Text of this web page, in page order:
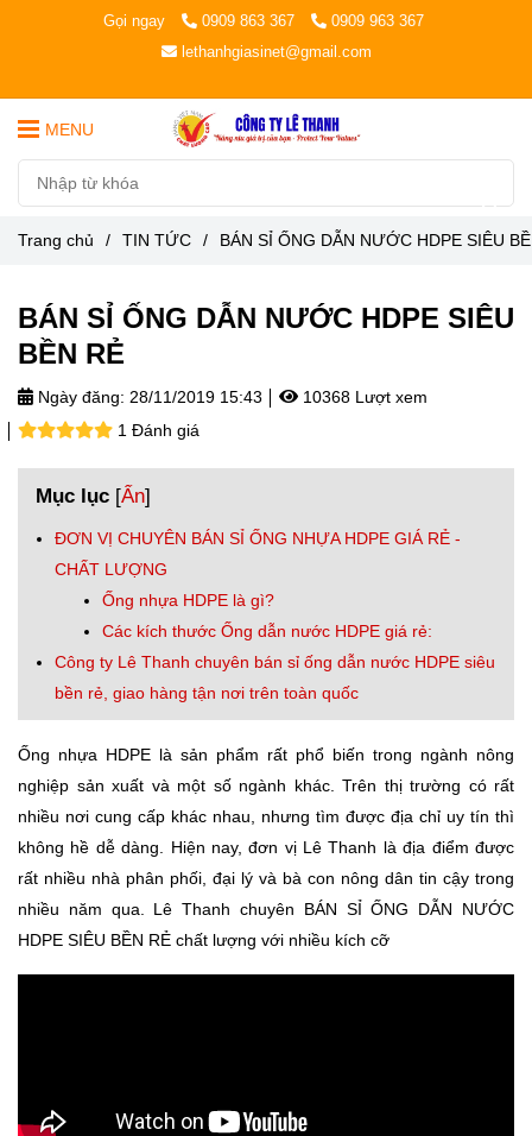
Gọi ngay 0909 863 367
0909 963 367
lethanhgiasinet@gmail.com
MENU
Trang chủ / TIN TỨC / BÁN SỈ ỐNG DẪN NƯỚC HDPE SIÊU
BÁN SỈ ỐNG DẪN NƯỚC HDPE SIÊU
BỀN RẺ
Ngày đăng: 28/11/2019 15:43
10368 Lượt xem
1 Đánh giá
Mục lục [Ẩn]
ĐƠN VỊ CHUYÊN BÁN SỈ ỐNG NHỰA HDPE GIÁ RẺ -
CHẤT LƯỢNG
Ống nhựa HDPE là gì?
Các kích thước Ống dẫn nước HDPE giá rẻ:
Công ty Lê Thanh chuyên bán sỉ ống dẫn nước HDPE siêu
bền rẻ, giao hàng tận nơi trên toàn quốc
Ống nhựa HDPE là sản phẩm rất phổ biến trong ngành nông
nghiệp sản xuất và một số ngành khác. Trên thị trường có rất
nhiều nơi cung cấp khác nhau, nhưng tìm được địa chỉ uy tín thì
không hề dễ dàng. Hiện nay, đơn vị Lê Thanh là địa điểm được
rất nhiều nhà phân phối, đại lý và bà con nông dân tin cậy trong
nhiều năm qua. Lê Thanh chuyên BÁN SỈ ỐNG DẪN NƯỚC
HDPE SIÊU BỀN RẺ chất lượng với nhiều kích cỡ